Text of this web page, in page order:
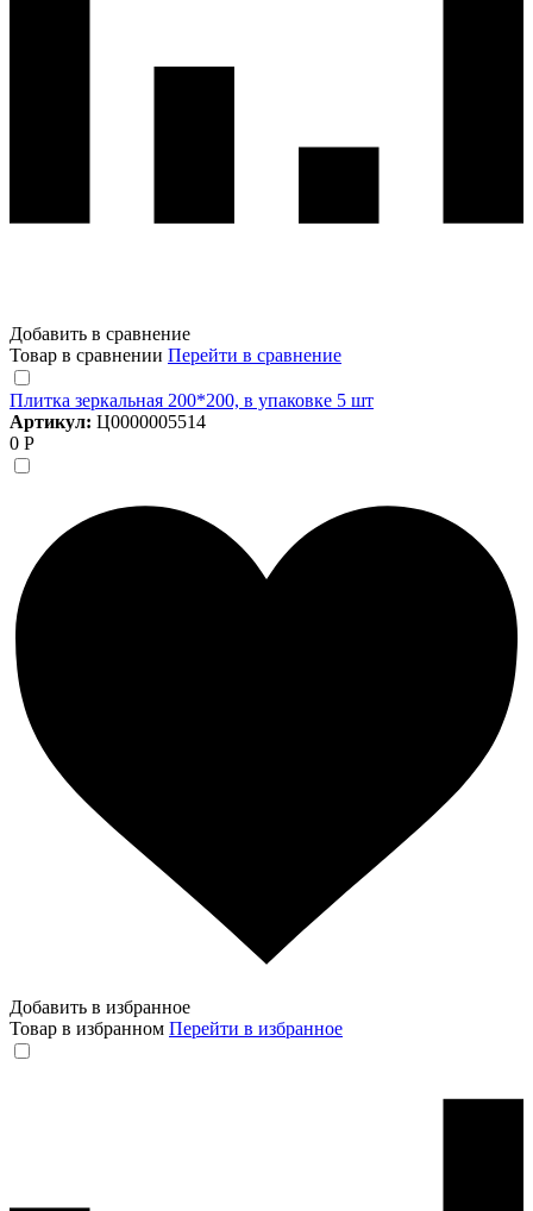
Добавить в сравнение
Товар в сравнении Перейти в сравнение
Плитка зеркальная 200*200, в упаковке 5 шт
Артикул: Ц0000005514
0 Р
Добавить в избранное
Товар в избранном Перейти в избранное